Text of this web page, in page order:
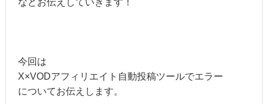
などお伝えしていきます！
今回は
X×VODアフィリエイト自動投稿ツールでエラー
についてお伝えします。